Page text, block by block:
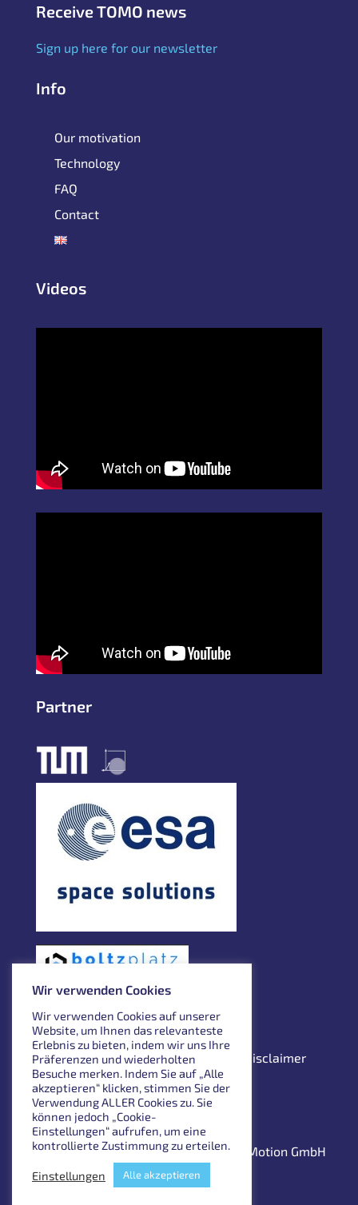
Receive TOMO news
Sign up here for our newsletter
Info
Our motivation
Technology
FAQ
Contact
Videos
Partner
Impressum Datenschutzerklärung
Disclaimer
English
© 2024. Tomorrow’s Motion GmbH
Wir verwenden Cookies
Wir verwenden Cookies auf unserer
Website, um Ihnen das relevanteste
Erlebnis zu bieten, indem wir uns Ihre
Präferenzen und wiederholten
Besuche merken. Indem Sie auf „Alle
akzeptieren“ klicken, stimmen Sie der
Verwendung ALLER Cookies zu. Sie
können jedoch „Cookie-
Einstellungen“ aufrufen, um eine
kontrollierte Zustimmung zu erteilen.
Einstellungen Alle akzeptieren